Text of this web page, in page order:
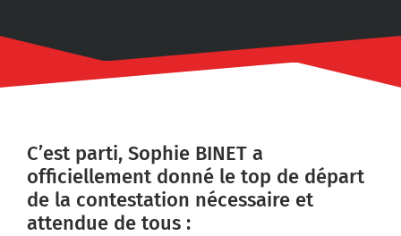
C’est parti, Sophie BINET a
officiellement donné le top de départ
de la contestation nécessaire et
attendue de tous :